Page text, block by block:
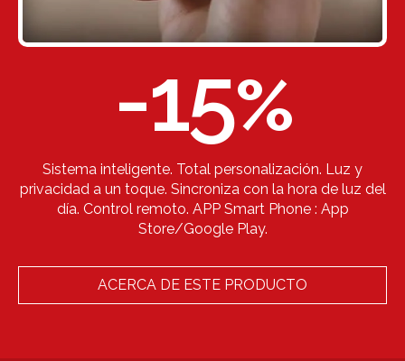
-15%
Sistema inteligente. Total personalización. Luz y
privacidad a un toque. Sincroniza con la hora de luz del
día. Control remoto. APP Smart Phone : App
Store/Google Play.
ACERCA DE ESTE PRODUCTO